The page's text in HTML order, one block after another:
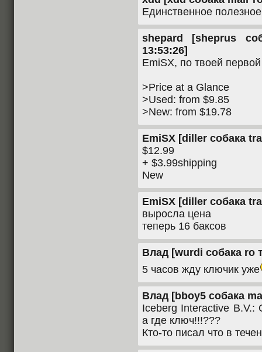
Единственное
shepard [sheprus
13:53:26]
EmiSX, по твоей
>Price at a Glance
>Used: from $9.85
>New: from $19.78
EmiSX [diller собака
$12.99
+ $3.99shipping
New
EmiSX [diller собака
выросла цена
теперь 16 баксов
Влад [wurdi собака ro
5 часов жду ключик уже
Влад [bboy5 собака
Iceberg Interactive B.V.:
а где ключ!!!???
Кто-то писал что в